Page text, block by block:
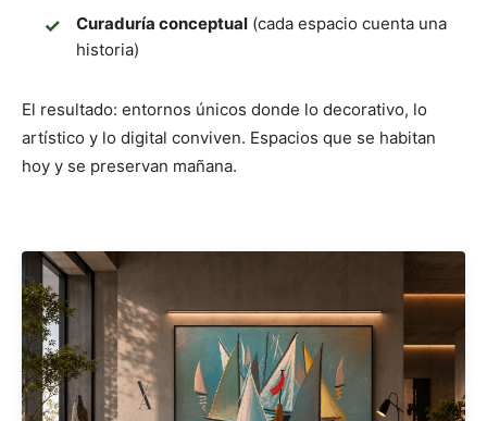
Curaduría conceptual (cada espacio cuenta una
historia)
El resultado: entornos únicos donde lo decorativo, lo
artístico y lo digital conviven. Espacios que se habitan
hoy y se preservan mañana.